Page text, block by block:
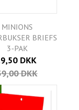
MINIONS
BRIEFS
3-PAK
DKK
DKK